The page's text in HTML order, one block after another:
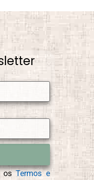
osTermos e